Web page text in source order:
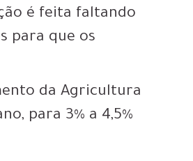
é feita faltando
para que os
da Agricultura
para 3% a 4,5%